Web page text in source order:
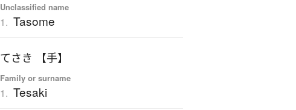
Unclassified name
1. Tasome
てさき 【手】
Family or surname
1. Tesaki